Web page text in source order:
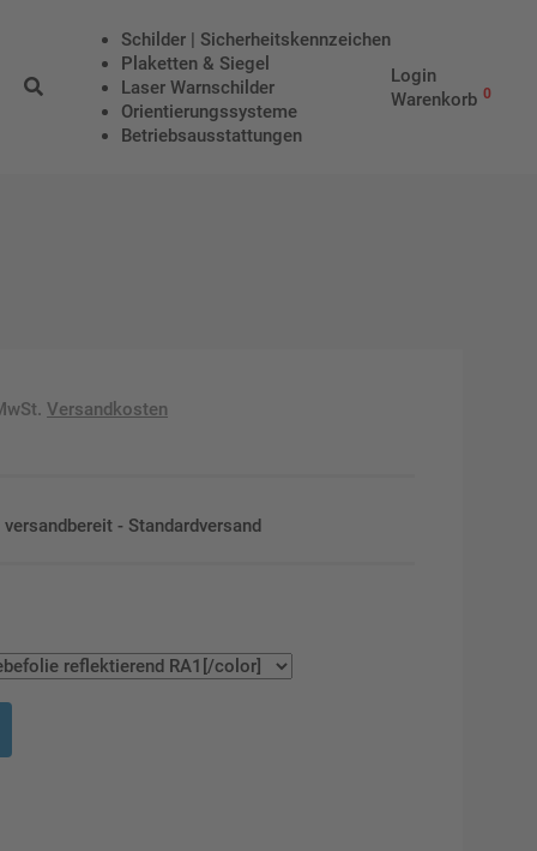
Schilder | Sicherheitskennzeichen
Plaketten & Siegel
Laser Warnschilder
Orientierungssysteme
Betriebs­aus­stattungen
Login
Warenkorb 0
Versandkosten
- Standardversand